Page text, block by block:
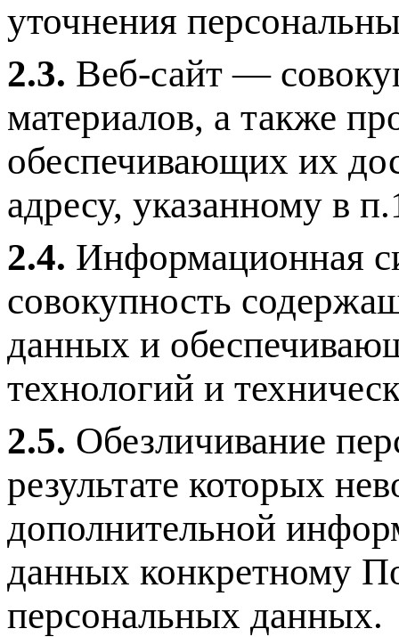
уточнения
2.3. Веб-сайт —
материалов, а также
обеспечивающих их
адресу, указанному в
2.4. Информационная
совокупность
данных и
технологий и
2.5. Обезличивание
результате которых
дополнительной
данных конкретному
персональных данных.